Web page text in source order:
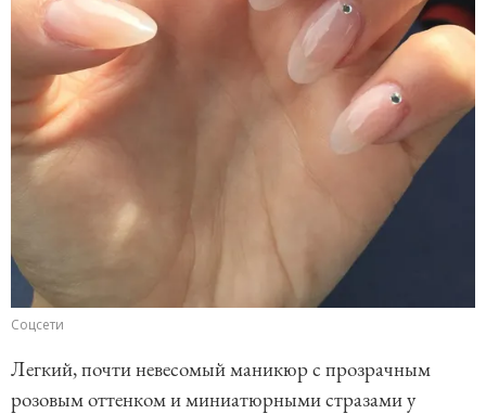
Соцсети
Легкий, почти невесомый маникюр с прозрачным
розовым оттенком и миниатюрными стразами у